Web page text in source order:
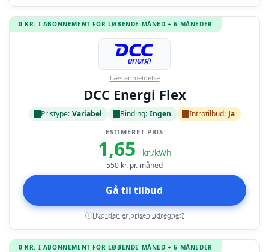
0 KR. I ABONNEMENT FOR LØBENDE MÅNED + 6 MÅNEDER
Læs anmeldelse
DCC Energi Flex
Pristype: Variabel Binding: Ingen Introtilbud: Ja
ESTIMERET PRIS
1,65 kr./kWh
550 kr. pr. måned
Gå til tilbud
i Hvordan er prisen udregnet?
0 KR. I ABONNEMENT FOR LØBENDE MÅNED + 6 MÅNEDER